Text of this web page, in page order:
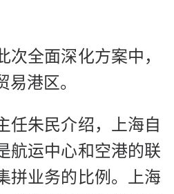
次全面深化方案中，
易港区。
任朱民介绍，上海自
航运中心和空港的联
拼业务的比例。上海